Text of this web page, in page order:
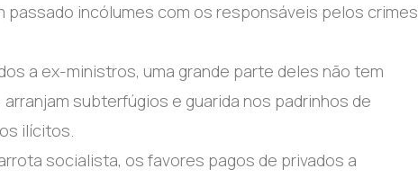
incólumes com os responsáveis pelos crimes
a ex-ministros, uma grande parte deles não tem
subterfúgios e guarida nos padrinhos de
ilícitos.
socialista, os favores pagos de privados a